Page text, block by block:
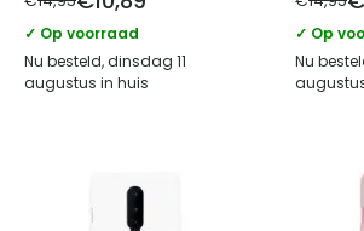
✓ Op voorraad
Nu besteld, dinsdag 11
augustus in huis
✓ Op
Nu